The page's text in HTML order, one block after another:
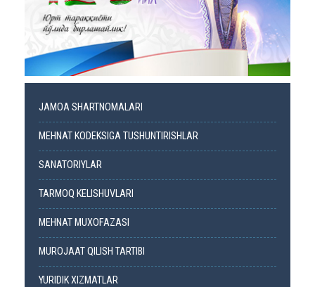
JAMOA SHARTNOMALARI
MEHNAT KODEKSIGA TUSHUNTIRISHLAR
SANATORIYLAR
TARMOQ KELISHUVLARI
MEHNAT MUXOFAZASI
MUROJAAT QILISH TARTIBI
YURIDIK XIZMATLAR